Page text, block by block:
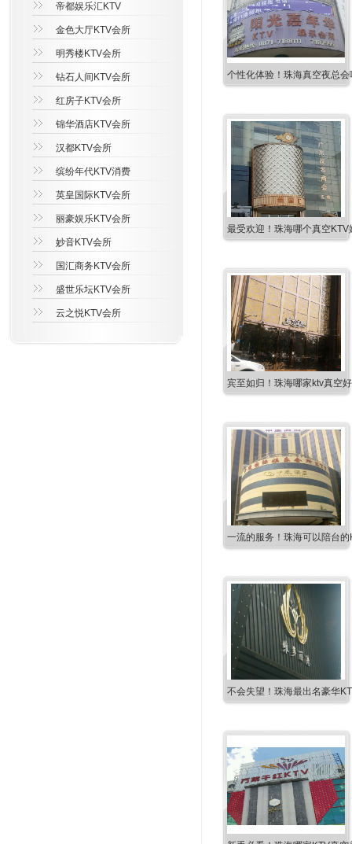
个性化体验！珠海真空夜总
最受欢迎！珠海哪个真空
宾至如归！珠海哪家ktv真空
一流的服务！珠海可以陪台
不会失望！珠海最出名豪华
帝都娱乐汇KTV
金色大厅KTV会所
明秀楼KTV会所
钻石人间KTV会所
红房子KTV会所
锦华酒店KTV会所
汉都KTV会所
缤纷年代KTV消费
英皇国际KTV会所
丽豪娱乐KTV会所
妙音KTV会所
国汇商务KTV会所
盛世乐坛KTV会所
云之悦KTV会所